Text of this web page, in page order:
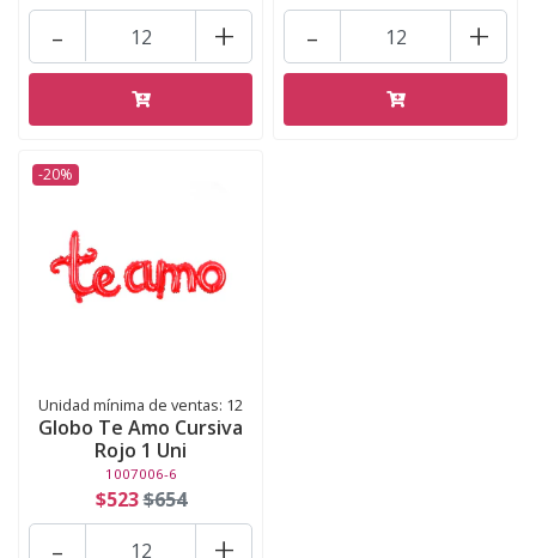
+
- +
-
-20%
Unidad mínima de ventas: 12
Globo Te Amo Cursiva
Rojo 1 Uni
1007006-6
$523$654